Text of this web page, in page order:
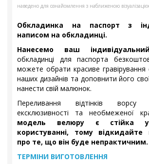
наведено для ознайомлення з наближеною
Обкладинка на паспорт з
написом на обкладинці.
Нанесемо ваш
обкладинці для паспорта
можете обрати красиве гравірування
наших дизайнів та доповнити його
нанести свій малюнок.
Переливання відтінків
ексклюзивності та необмеженої
модель велюру є стійка у
користуванні, тому відкидайте
про те, що він буде непрактичним.
ТЕРМІНИ ВИГОТОВЛЕННЯ